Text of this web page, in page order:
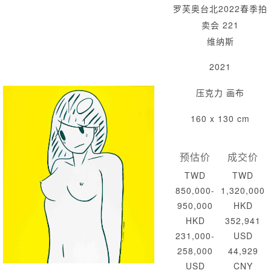
罗芙奥台北2022春季拍
卖会 221
维纳斯
2021
压克力 画布
160 x 130 cm
预估价
TWD
850,000-
950,000
HKD
231,000-
258,000
USD
成交价
TWD
1,320,000
HKD
352,941
USD
44,929
CNY